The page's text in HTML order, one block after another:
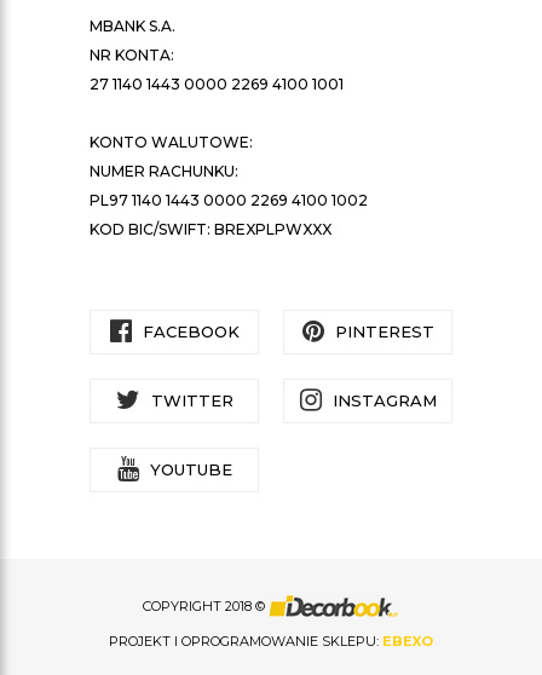
MBANK S.A.
NR KONTA:
27 1140 1443 0000 2269 4100 1001
KONTO WALUTOWE:
NUMER RACHUNKU:
PL97 1140 1443 0000 2269 4100 1002
KOD BIC/SWIFT: BREXPLPWXXX
FACEBOOK PINTEREST
TWITTER INSTAGRAM
YOUTUBE
COPYRIGHT 2018 ©
PROJEKT I OPROGRAMOWANIE SKLEPU: EBEXO